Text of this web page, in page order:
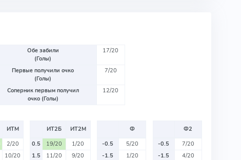
Обе забили
(Голы)
17/20
Первые получили очко
(Голы)
7/20
Соперник первым получил
очко (Голы)
12/20
ИТМ
2/20
10/20
ИТ2Б
ИТ2М
0.5
19/20
1/20
1.5
11/20
9/20
Ф
-0.5
5/20
-1.5
1/20
Ф2
-0.5
7/20
-1.5
4/20